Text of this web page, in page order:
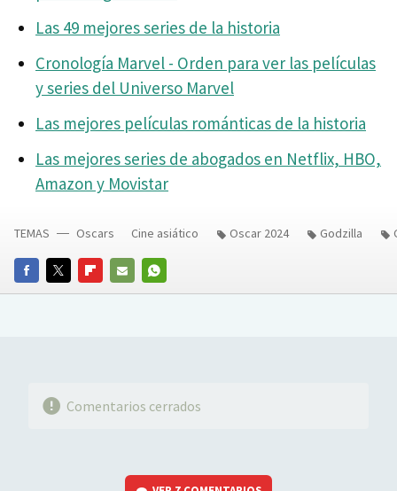
Las 49 mejores series de la historia
Cronología Marvel - Orden para ver las películas
y series del Universo Marvel
Las mejores películas románticas de la historia
Las mejores series de abogados en Netflix, HBO,
Amazon y Movistar
FACEBOOKTWITTERFLIPBOARD
E-
WHATSAPP
TEMAS Oscars Cine asiático Oscar 2024 Godzilla
Comentarios cerrados